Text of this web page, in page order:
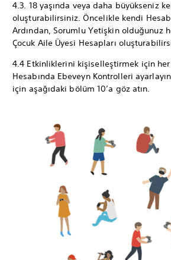
4.3. 18 yaşında veya daha büyükseniz
oluşturabilirsiniz. Öncelikle kendi
Ardından, Sorumlu Yetişkin olduğunuz
Çocuk Aile Üyesi Hesapları
4.4 Etkinliklerini kişiselleştirmek için her
Hesabında Ebeveyn Kontrolleri
için aşağıdaki bölüm 10’a göz atın.